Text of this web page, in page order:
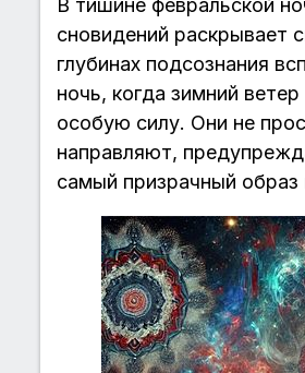
В тишине февральской
сновидений раскрывает
глубинах подсознания
ночь, когда зимний
особую силу. Они не
направляют,
самый призрачный